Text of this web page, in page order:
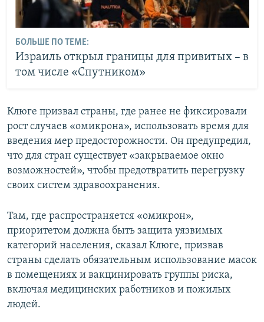
БОЛЬШЕ ПО ТЕМЕ:
Израиль открыл границы для привитых – в
том числе «Спутником»
Клюге призвал страны, где ранее не фиксировали
рост случаев «омикрона», использовать время для
введения мер предосторожности. Он предупредил,
что для стран существует «закрываемое окно
возможностей», чтобы предотвратить перегрузку
своих систем здравоохранения.
Там, где распространяется «омикрон»,
приоритетом должна быть защита уязвимых
категорий населения, сказал Клюге, призвав
страны сделать обязательным использование масок
в помещениях и вакцинировать группы риска,
включая медицинских работников и пожилых
людей.